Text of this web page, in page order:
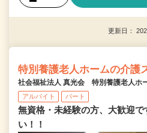
更新日：
特別養護老人ホームの介護
社会福祉法人 真光会 特別養護老人ホ
アルバイト パート
無資格・未経験の方、大歓迎
い！！